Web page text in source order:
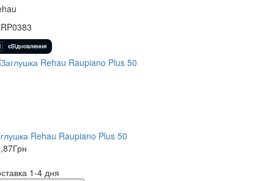
Rehau Raupiano Plus 50
Грн
1-4 дня